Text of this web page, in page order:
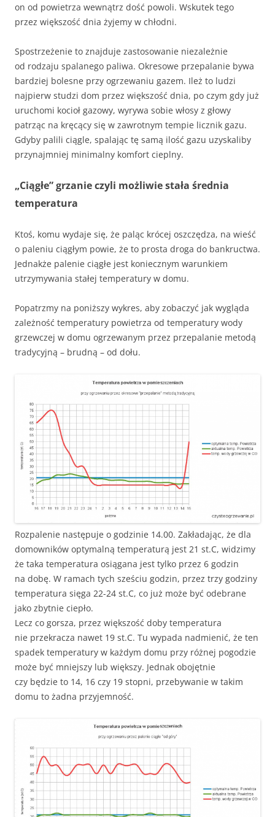
on od powietrza wewnątrz dość powoli. Wskutek tego
przez większość dnia żyjemy w chłodni.
Spostrzeżenie to znajduje zastosowanie niezależnie
od rodzaju spalanego paliwa. Okresowe przepalanie bywa
bardziej bolesne przy ogrzewaniu gazem. Ileż to ludzi
najpierw studzi dom przez większość dnia, po czym gdy już
uruchomi kocioł gazowy, wyrywa sobie włosy z głowy
patrząc na kręcący się w zawrotnym tempie licznik gazu.
Gdyby palili ciągle, spalając tę samą ilość gazu uzyskaliby
przynajmniej minimalny komfort cieplny.
„Ciągłe” grzanie czyli możliwie stała średnia
temperatura
Ktoś, komu wydaje się, że paląc krócej oszczędza, na wieść
o paleniu ciągłym powie, że to prosta droga do bankructwa.
Jednakże palenie ciągłe jest koniecznym warunkiem
utrzymywania stałej temperatury w domu.
Popatrzmy na poniższy wykres, aby zobaczyć jak wygląda
zależność temperatury powietrza od temperatury wody
grzewczej w domu ogrzewanym przez przepalanie metodą
tradycyjną – brudną – od dołu.
Rozpalenie następuje o godzinie 14.00. Zakładając, że dla
domowników optymalną temperaturą jest 21 st.C, widzimy
że taka temperatura osiągana jest tylko przez 6 godzin
na dobę. W ramach tych sześciu godzin, przez trzy godziny
temperatura sięga 22-24 st.C, co już może być odebrane
jako zbytnie ciepło.
Lecz co gorsza, przez większość doby temperatura
nie przekracza nawet 19 st.C. Tu wypada nadmienić, że ten
spadek temperatury w każdym domu przy różnej pogodzie
może być mniejszy lub większy. Jednak obojętnie
czy będzie to 14, 16 czy 19 stopni, przebywanie w takim
domu to żadna przyjemność.